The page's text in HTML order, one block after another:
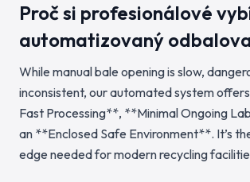
Proč si profesionálové
automatizovaný
While manual bale opening is slow,
inconsistent, our automated system
Fast Processing**, **Minimal Ongoing
an **Enclosed Safe Environment**. It’s
edge needed for modern recycling